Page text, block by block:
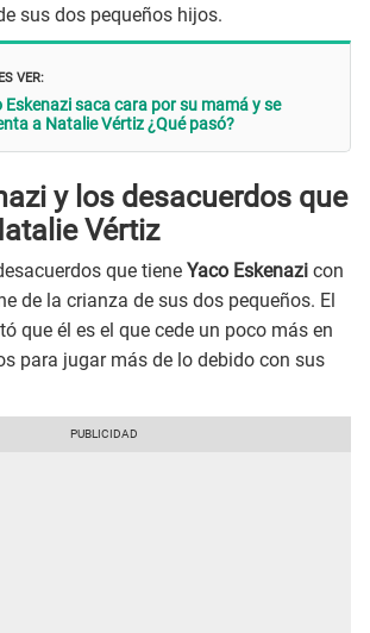
sus dos pequeños hijos.
VER:
Eskenazi saca cara por su mamá y se
a Natalie Vértiz ¿Qué pasó?
y los desacuerdos que
Vértiz
que tiene Yaco Eskenazi con
de la crianza de sus dos pequeños. El
que él es el que cede un poco más en
para jugar más de lo debido con sus